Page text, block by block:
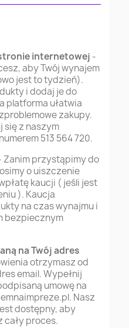
internetowej -
aby Twój wynajem
jest to tydzień).
i dodaj je do
platforma ułatwia
zakupy.
się z naszym
513 564 720.
Zanim przystąpimy do
o uiszczenie
kaucji ( jeśli jest
). Kaucja
na czas wynajmu i
bezpiecznym
na Twój adres
otrzymasz od
email. Wypełnij
umowę na
. Nasz
dostępny, aby
proces.